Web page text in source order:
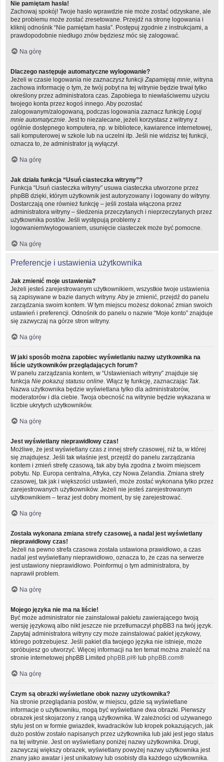
Nie pamiętam hasła!
Zachowaj spokój! Twoje hasło wprawdzie nie może zostać odzyskane, ale
bez problemu może zostać zresetowane. Przejdź na stronę logowania i
kliknij odnośnik “Nie pamiętam hasła”. Postępuj zgodnie z instrukcjami, a
prawdopodobnie niedługo znów będziesz móc się zalogować.
Na górę
Dlaczego następuje automatyczne wylogowanie?
Jeżeli w czasie logowania nie zaznaczysz funkcji Zapamiętaj mnie , witryna
zachowa informację o tym, że twój pobyt na tej witrynie będzie trwał tylko
określony przez administratora czas. Zapobiega to niewłaściwemu użyciu
twojego konta przez kogoś innego. Aby pozostać
zalogowanym/zalogowaną, podczas logowania zaznacz funkcję Loguj
mnie automatycznie . Jest to niezalecane, jeżeli korzystasz z witryny z
ogólnie dostępnego komputera, np. w bibliotece, kawiarence internetowej,
sali komputerowej w szkole lub na uczelni itp. Jeśli nie widzisz tej funkcji,
oznacza to, że administrator ją wyłączył.
Na górę
Jak działa funkcja “Usuń ciasteczka witryny”?
Funkcja “Usuń ciasteczka witryny” usuwa ciasteczka utworzone przez
phpBB dzięki, którym użytkownik jest autoryzowany i logowany do witryny.
Dostarczają one również funkcję – jeśli została włączona przez
administratora witryny – śledzenia przeczytanych i nieprzeczytanych przez
użytkownika postów. Jeśli występują problemy z
logowaniem/wylogowaniem, usunięcie ciasteczek może być pomocne.
Na górę
Preferencje i ustawienia użytkownika
Jak zmienić moje ustawienia?
Jeżeli jesteś zarejestrowanym użytkownikiem, wszystkie twoje ustawienia
są zapisywane w bazie danych witryny. Aby je zmienić, przejdź do panelu
zarządzania swoim kontem. W tym miejscu możesz dokonać zmian swoich
ustawień i preferencji. Odnośnik do panelu o nazwie “Moje konto” znajduje
się zazwyczaj na górze stron witryny.
Na górę
W jaki sposób można zapobiec wyświetlaniu nazwy użytkownika na
liście użytkowników przeglądających forum?
W panelu zarządzania kontem, w “Ustawieniach witryny” znajduje się
funkcja Nie pokazuj statusu online . Włącz tę funkcję, zaznaczając Tak.
Nazwa użytkownika będzie wyświetlana tylko dla administratorów,
moderatorów i dla ciebie. Twoja obecność na witrynie będzie wykazana w
liczbie ukrytych użytkowników.
Na górę
Jest wyświetlany nieprawidłowy czas!
Możliwe, że jest wyświetlany czas z innej strefy czasowej, niż ta, w której
się znajdujesz. Jeśli tak właśnie jest, przejdź do panelu zarządzania
kontem i zmień strefę czasową, tak aby była zgodna z twoim miejscem
pobytu. Np. Europa centralna, Afryka, czy Nowa Zelandia. Zmiana strefy
czasowej, tak jak i większości ustawień, może zostać wykonana tylko przez
zarejestrowanych użytkowników. Jeżeli nie jesteś zarejestrowanym
użytkownikiem – teraz jest dobry moment, by się zarejestrować.
Na górę
Została wykonana zmiana strefy czasowej, a nadal jest wyświetlany
nieprawidłowy czas!
Jeżeli na pewno strefa czasowa została ustawiona prawidłowo, a czas
nadal jest wyświetlany nieprawidłowo, oznacza to, że czas na serwerze
jest ustawiony nieprawidłowo. Poinformuj o tym administratora, by
naprawił problem.
Na górę
Mojego języka nie ma na liście!
Być może administrator nie zainstalował pakietu zawierającego twoją
wersję językową albo nikt jeszcze nie przetłumaczył phpBB3 na twój język.
Zapytaj administratora witryny czy może zainstalować pakiet językowy,
którego potrzebujesz. Jeśli pakiet dla twojego języka nie istnieje, może
spróbujesz go utworzyć. Więcej informacji na ten temat można znaleźć na
stronie internetowej phpBB Limited phpBB.pl® lub phpBB.com®
Na górę
Czym są obrazki wyświetlane obok nazwy użytkownika?
Na stronie przeglądania postów, w miejscu, gdzie są wyświetlane
informacje o użytkowniku, mogą być wyświetlane dwa obrazki. Pierwszy
obrazek jest skojarzony z rangą użytkownika. W zależności od używanego
stylu jest on w formie gwiazdek, kwadracików lub kropek pokazujących, jak
dużo postów zostało napisanych przez użytkownika lub jaki jest jego status
na tej witrynie. Jest on wyświetlany poniżej nazwy użytkownika. Drugi,
zazwyczaj większy obrazek, wyświetlany powyżej nazwy użytkownika jest
znany jako awatar i jest unikatowy lub osobisty dla każdego użytkownika.